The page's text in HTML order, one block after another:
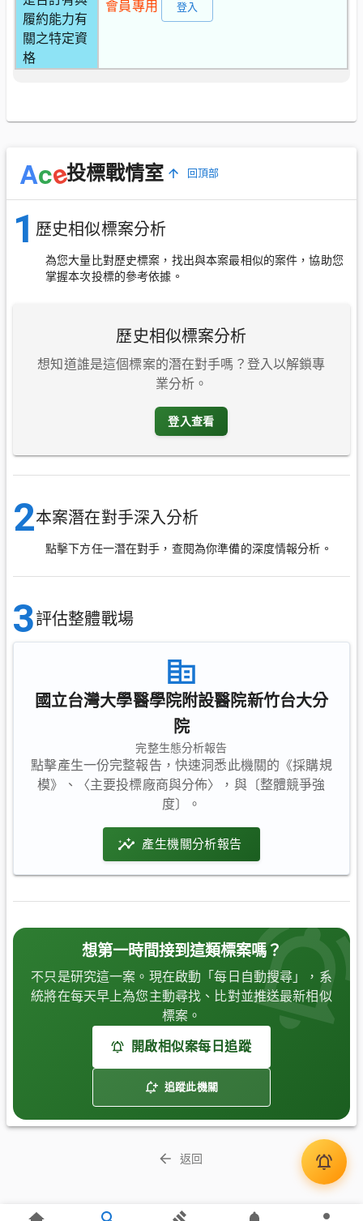
履約能力有
關之特定資
格
會員專用 登入
Ace投標戰情室 回頂部
1 歷史相似標案分析
為您大量比對歷史標案，找出與本案最相似的案件，協助您
掌握本次投標的參考依據。
歷史相似標案分析
想知道誰是這個標案的潛在對手嗎？登入以解鎖專
業分析。
登入查看
2本案潛在對手深入分析
點擊下方任一潛在對手，查閱為你準備的深度情報分析。
3評估整體戰場
國立台灣大學醫學院附設醫院新竹台大分
院
完整生態分析報告
點擊產生一份完整報告，快速洞悉此機關的《採購規
模》、〈主要投標廠商與分佈〉，與〔整體競爭強
度〕。
產生機關分析報告
想第一時間接到這類標案嗎？
不只是研究這一案。現在啟動「每日自動搜尋」，系
統將在每天早上為您主動尋找、比對並推送最新相似
標案。
開啟相似案每日追蹤
追蹤此機關
返回